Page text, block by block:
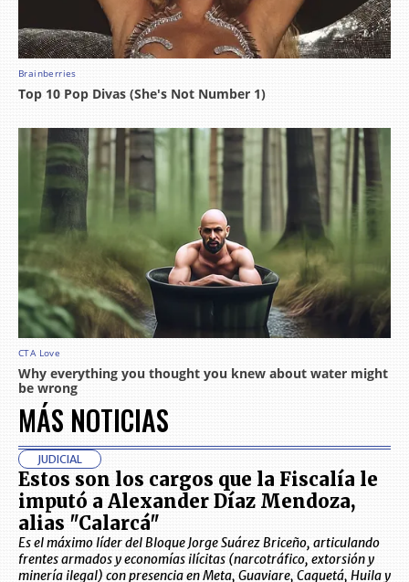
MÁS NOTICIAS
JUDICIAL
Estos son los cargos que la Fiscalía le
imputó a Alexander Díaz Mendoza,
alias "Calarcá"
Es el máximo líder del Bloque Jorge Suárez Briceño, articulando
frentes armados y economías ilícitas (narcotráfico, extorsión y
minería ilegal) con presencia en Meta, Guaviare, Caquetá, Huila y